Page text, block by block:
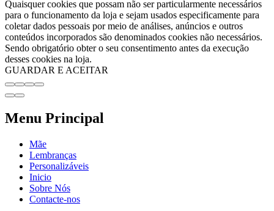
Quaisquer cookies que possam não ser particularmente necessários
para o funcionamento da loja e sejam usados especificamente para
coletar dados pessoais por meio de análises, anúncios e outros
conteúdos incorporados são denominados cookies não necessários.
Sendo obrigatório obter o seu consentimento antes da execução
desses cookies na loja.
GUARDAR E ACEITAR
Menu Principal
Mãe
Lembranças
Personalizáveis
Inicio
Sobre Nós
Contacte-nos